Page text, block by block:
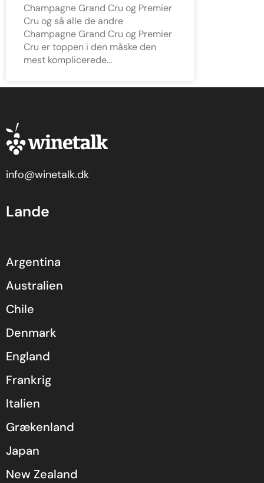
Champagne Grand Cru og Premier
Cru og så alle de andre
Champagne Grand Cru og Premier
Cru er toppen i den måske den
mest komplicerede
info@winetalk.dk
Lande
Argentina
Australien
Chile
Denmark
England
Frankrig
Italien
Grækenland
Japan
New Zealand